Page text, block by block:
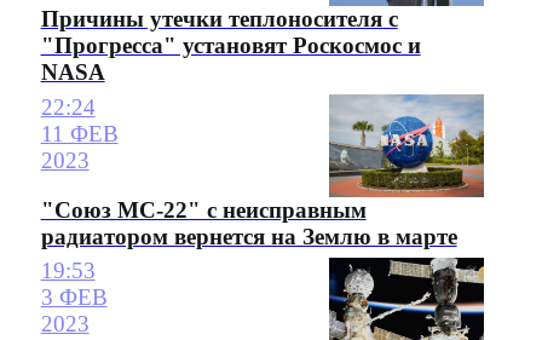
Причины утечки теплоносителя с
"Прогресса" установят Роскосмос и
NASA
22:24
11 ФЕВ
2023
"Союз МС-22" с неисправным
радиатором вернется на Землю в марте
19:53
3 ФЕВ
2023